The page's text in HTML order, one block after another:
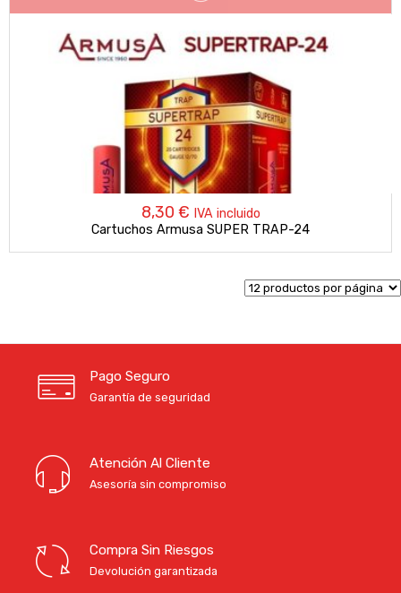
8,30 € IVA incluido
Cartuchos Armusa SUPER TRAP-24
Pago Seguro
Garantía de seguridad
Atención Al Cliente
Asesoría sin compromiso
Compra Sin Riesgos
Devolución garantizada